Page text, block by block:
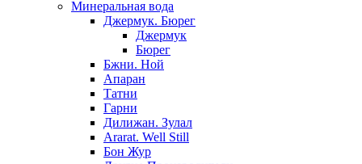
Минеральная вода
Джермук. Бюрег
Джермук
Бюрег
Бжни. Ной
Апаран
Татни
Гарни
Дилижан. Зулал
Ararat. Well Still
Бон Жур